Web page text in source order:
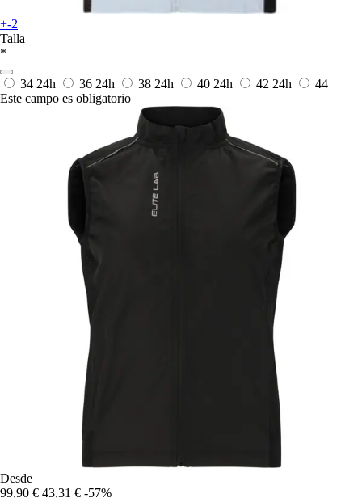
+-2
Talla
*
34 24h 36 24h 38 24h 40 24h 42 24h
44
Este campo es obligatorio
Desde
99,90 € 43,31 € -57%